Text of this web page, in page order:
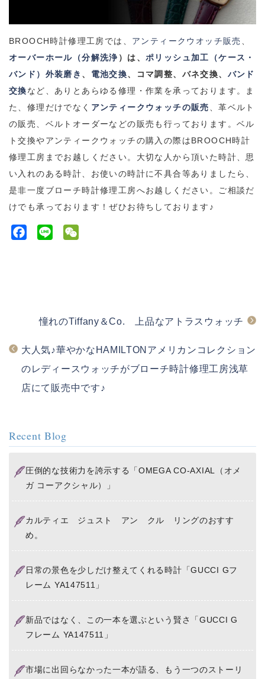
BROOCH時計修理工房では、 アンティークウオッチ販売 、
オーバーホール（分解洗浄）は、ポリッシュ加工（ケース・
バンド）外装磨き 、 電池交換、コマ調整、バネ交換、 バンド
交換など、ありとあらゆる修理・作業を承っております。 ま
た、修理だけでなく アンティークウォッチの販売、革ベルト
の販売、ベルトオーダーなどの販売も行っております。 ベル
ト交換やアンティークウォッチの購入の際はBROOCH時計
修理工房までお越しください。 大切な人から頂いた時計、思
い入れのある時計、お使いの時計に不具合等ありましたら、
是非一度ブローチ時計修理工房へお越しください。 ご相談だ
けでも承っております！ぜひお待ちしております♪
憧れのTiffany＆Co. 上品なアトラスウォッチ
大人気♪華やかなHAMILTONアメリカンコレクション
のレディースウォッチがブローチ時計修理工房浅草
店にて販売中です♪
Recent Blog
圧倒的な技術力を誇示する「OMEGA CO-AXIAL（オメ
ガ コーアクシャル）」
カルティエ ジュスト アン クル リングのおすす
め。
日常の景色を少しだけ整えてくれる時計「GUCCI Gフ
レーム YA147511」
新品ではなく、この一本を選ぶという賢さ「GUCCI G
フレーム YA147511」
市場に出回らなかった一本が語る、もう一つのストーリ